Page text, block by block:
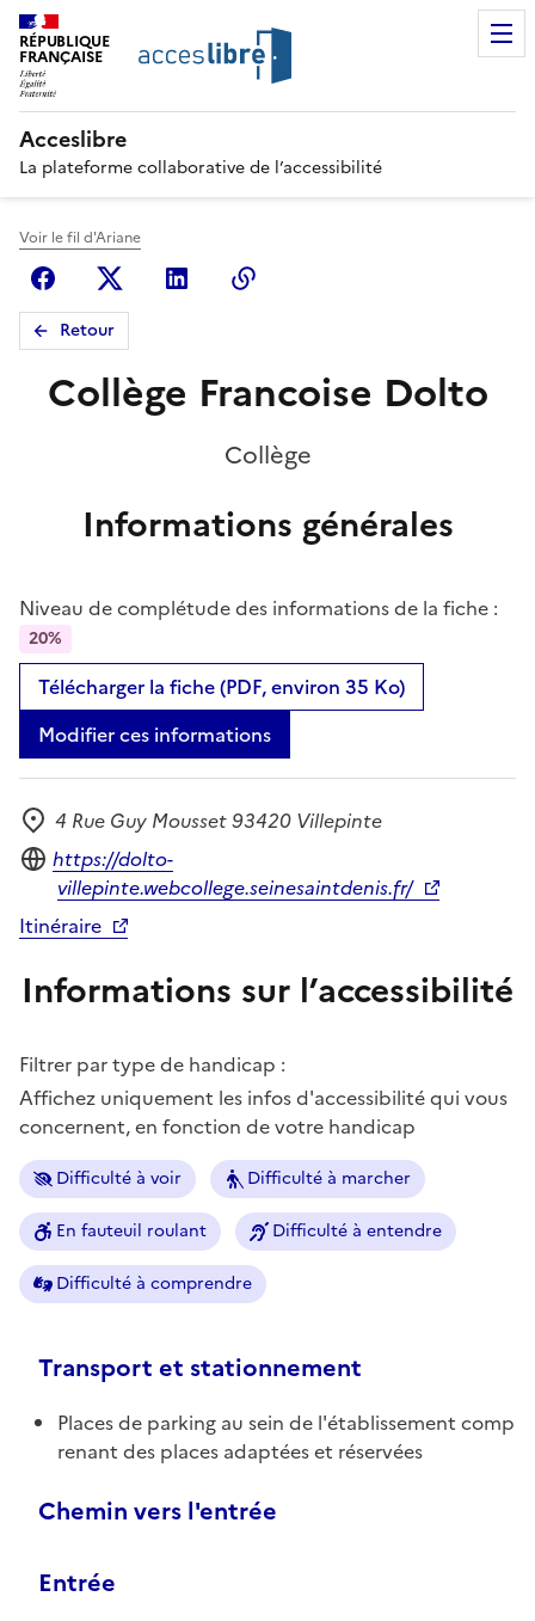
RÉPUBLIQUE
FRANÇAISE
Acceslibre
La plateforme collaborative de l’accessibilité
Voir le fil d'Ariane
FacebookX (anciennement Twitter)
Linkedin
Retour
Collège Francoise Dolto
Collège
Informations générales
Niveau de complétude des informations de la fiche :
20%
Télécharger la fiche (PDF, environ 35 Ko)
Modifier ces informations
Adresse
4 Rue Guy Mousset 93420 Villepinte
Site internet
https://dolto-
villepinte.webcollege.seinesaintdenis.fr/
Itinéraire
Informations sur l’accessibilité
Filtrer par type de handicap :
Affichez uniquement les infos d'accessibilité qui vous
concernent, en fonction de votre handicap
Difficulté à voir Difficulté à marcher
En fauteuil roulant Difficulté à entendre
Difficulté à comprendre
Transport et stationnement
Places de parking au sein de l'établissement comp
renant des places adaptées et réservées
Chemin vers l'entrée
Entrée